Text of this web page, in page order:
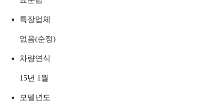
특장업체
없음(순정)
차량연식
15년 1월
모델년도